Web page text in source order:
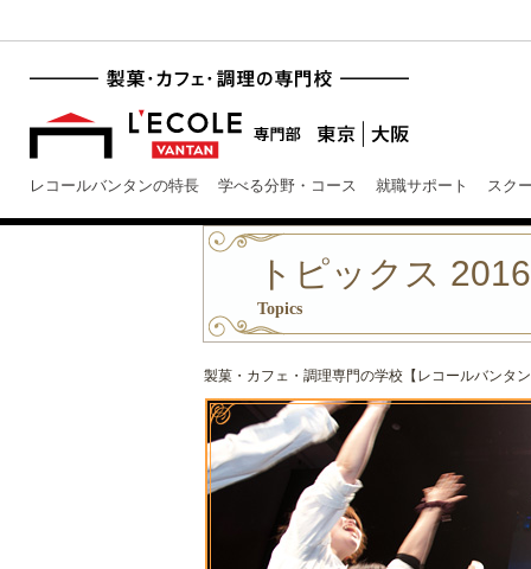
レコールバンタンの特長 学べる分野・コース 就職サポート スク
トピックス
Topics
製菓・カフェ・調理専門の学校【レコールバンタン